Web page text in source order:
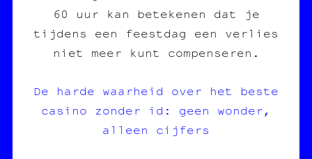
60 uur kan betekenen dat je
tijdens een feestdag een verlies
niet meer kunt compenseren.
De harde waarheid over het beste
casino zonder id: geen wonder,
alleen cijfers